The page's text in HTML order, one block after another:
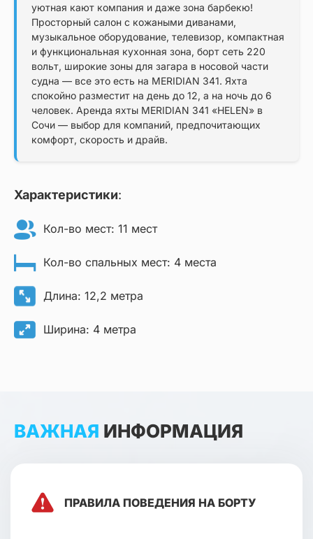
уютная кают компания и даже зона барбекю!
Просторный салон с кожаными диванами,
музыкальное оборудование, телевизор, компактная
и функциональная кухонная зона, борт сеть 220
вольт, широкие зоны для загара в носовой части
судна — все это есть на MERIDIAN 341. Яхта
спокойно разместит на день до 12, а на ночь до 6
человек. Аренда яхты MERIDIAN 341 «HELEN» в
Сочи — выбор для компаний, предпочитающих
комфорт, скорость и драйв.
Характеристики:
Кол-во мест: 11 мест
Кол-во спальных мест: 4 места
Длина: 12,2 метра
Ширина: 4 метра
ВАЖНАЯ ИНФОРМАЦИЯ
ПРАВИЛА ПОВЕДЕНИЯ НА БОРТУ